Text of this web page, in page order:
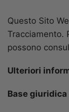
Questo Sito
Tracciamento.
possono
Ulteriori
Base